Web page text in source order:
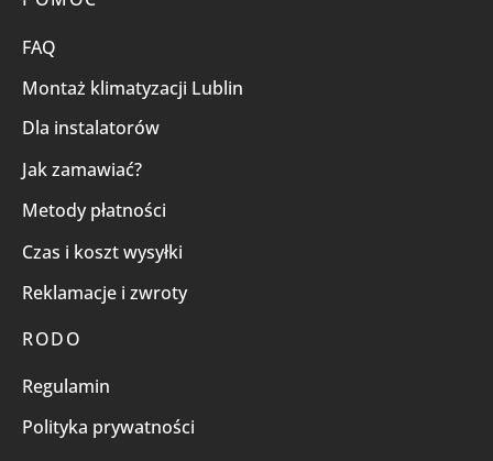
FAQ
Montaż klimatyzacji Lublin
Dla instalatorów
Jak zamawiać?
Metody płatności
Czas i koszt wysyłki
Reklamacje i zwroty
RODO
Regulamin
Polityka prywatności